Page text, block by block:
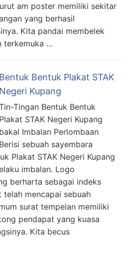
am poster memiliki sekitar
yang berhasil
Kita pandai membelek
terkemuka …
Bentuk Bentuk Plakat STAK
Negeri Kupang
Tingan Bentuk Bentuk
Plakat STAK Negeri Kupang
bakal Imbalan Perlombaan
Berisi sebuah sayembara
Plakat STAK Negeri Kupang
imbalan. Logo
berharta sebagai indeks
mencapai sebuah
surat tempelan memiliki
pendapat yang kuasa
Kita becus